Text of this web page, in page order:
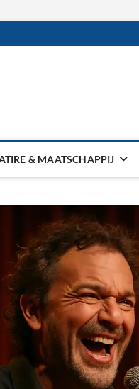
& MAATSCHAPPIJ